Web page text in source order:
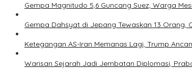
Gempa Magnitudo 5,6 Guncang Suez, Warga
Gempa Dahsyat di Jepang Tewaskan 13 Orang,
Ketegangan AS-Iran Memanas Lagi, Trump
Warisan Sejarah Jadi Jembatan Diplomasi,